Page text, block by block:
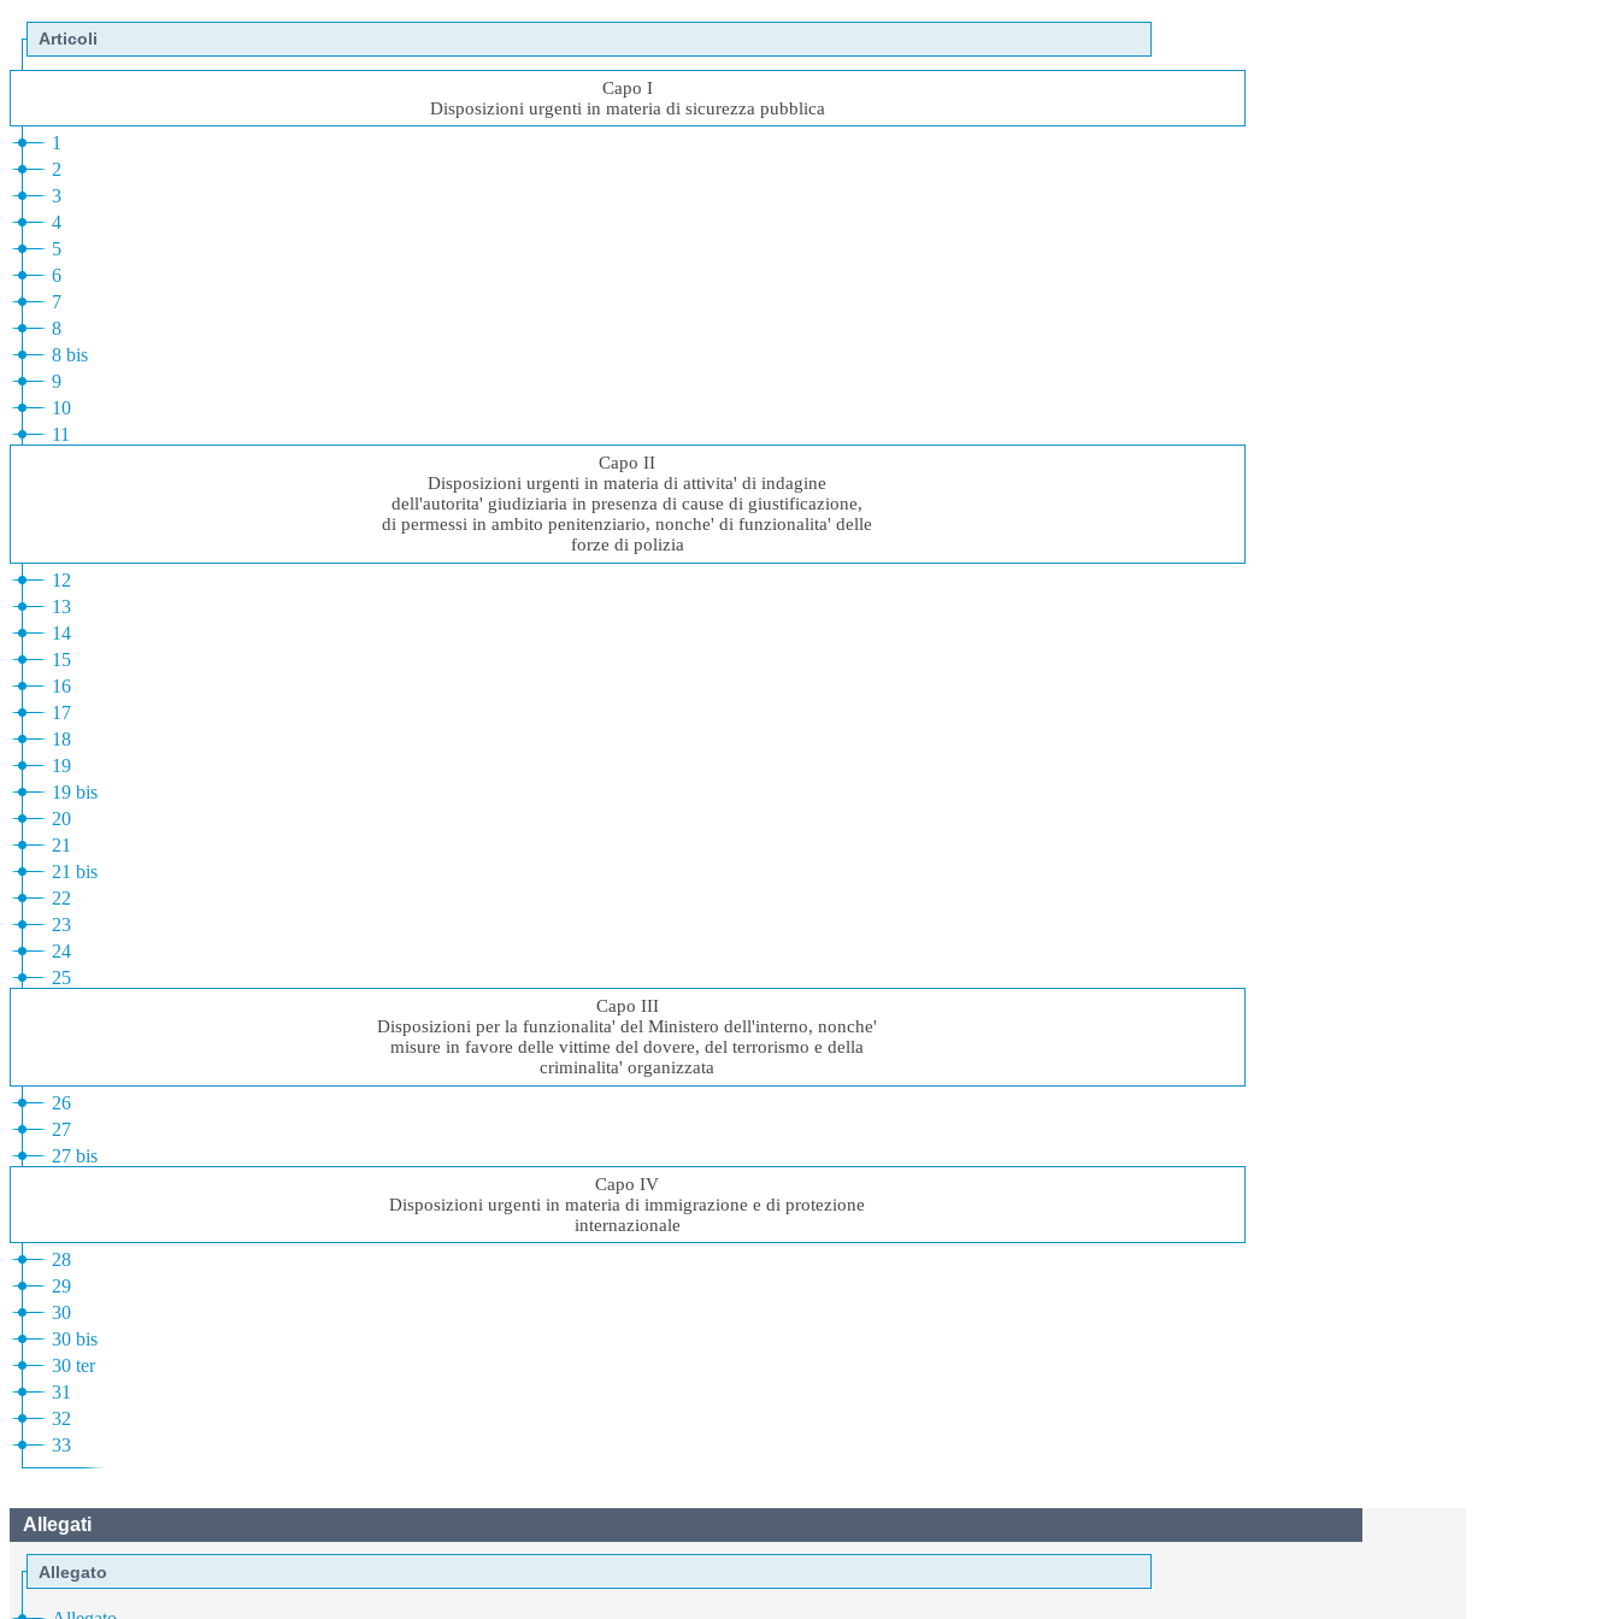
Articoli
Capo I
Disposizioni urgenti in materia di sicurezza pubblica
1
2
3
4
5
6
7
8
8 bis
9
10
11
Capo II
Disposizioni urgenti in materia di attivita' di indagine
dell'autorita' giudiziaria in presenza di cause di giustificazione,
di permessi in ambito penitenziario, nonche' di funzionalita' delle
forze di polizia
12
13
14
15
16
17
18
19
19 bis
20
21
21 bis
22
23
24
25
Capo III
Disposizioni per la funzionalita' del Ministero dell'interno, nonche'
misure in favore delle vittime del dovere, del terrorismo e della
criminalita' organizzata
26
27
27 bis
Capo IV
Disposizioni urgenti in materia di immigrazione e di protezione
internazionale
28
29
30
30 bis
30 ter
31
32
33
Allegati
Allegato